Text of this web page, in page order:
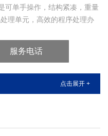
可单手操作，结构紧凑，重量
理单元，高效的程序处理办
手持式LED频闪仪】
服务电话
点击展开 +